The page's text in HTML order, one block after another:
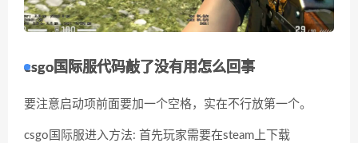
csgo国际服代码敲了没有用怎么回事
要注意启动项前面要加一个空格，实在不行放第一个。
csgo国际服进入方法: 首先玩家需要在steam上下载